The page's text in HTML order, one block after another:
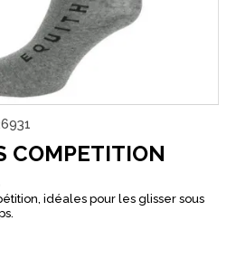
COMPETITION
idéales pour les glisser sous